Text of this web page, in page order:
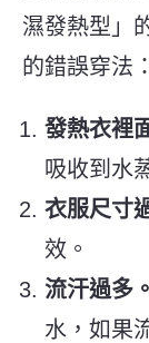
濕發熱型」
的錯誤穿法：
發熱衣裡
吸收到水
衣服尺寸
效。
流汗過多。
水，如果